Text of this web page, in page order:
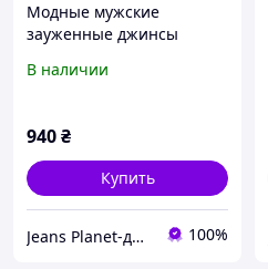
Модные мужские
зауженные джинсы
цвета - 2022
В наличии
940₴
Купить
Jeans Planet-джинсовая одежда для всей семьи 100%